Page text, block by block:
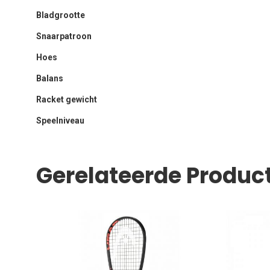
Bladgrootte
Snaarpatroon
Hoes
Balans
Racket gewicht
Speelniveau
Gerelateerde